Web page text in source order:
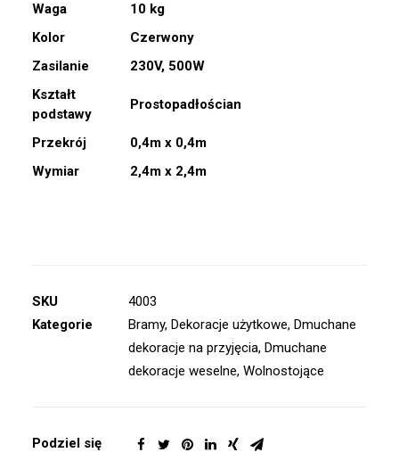
Waga
10 kg
Kolor
Czerwony
Zasilanie
230V, 500W
Kształt
podstawy
Prostopadłościan
Przekrój
0,4m x 0,4m
Wymiar
2,4m x 2,4m
SKU
4003
Kategorie
Bramy, Dekoracje użytkowe, Dmuchane
dekoracje na przyjęcia, Dmuchane
dekoracje weselne, Wolnostojące
Podziel się